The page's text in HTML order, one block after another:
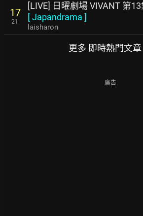
17
21
[LIVE] 日曜劇場 VIVANT 第
[Japandrama ]
laisharon
更多 即時熱門文章
廣告